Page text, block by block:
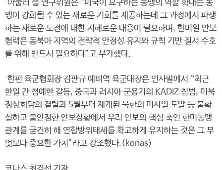
아울러 설 연구위원은 “미국이 요구하는 동맹의 역할 확대는 동
맹이 강화될 수 있는 새로운 기회를 제공하는데 그 과정에서 파생
하는 새로운 도전에 대한 지혜로운 대응이 필요하며, 한미일 안보
협력은 동북아 지역의 전략적 안정성 유지와 규칙 기반 질서 수호
를 위해 반드시 필요하다”고 부가했다.
한편 육군협회장 김판규 예비역 육군대장은 인사말에서 “최근
한일 간 첨예한 갈등, 중국과 러시아 군용기의 KADIZ 침범, 미북
정상회담의 결렬과 5월부터 재개된 북한의 미사일 도발 등 불확
실하고 불안정한 안보상황에서 우리 안보의 핵심 축인 한미동맹
관계를 굳건히 해 연합방위태세를 확고하게 유지하는 것은 그 무
엇보다 중요한 가치”라고 강조했다.(konas)